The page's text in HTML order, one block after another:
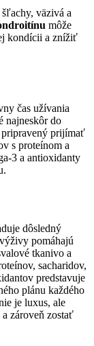
väzivá a
môže
kondícii a znížiť
čas užívania
najneskôr do
pripravený prijímať
s proteínom a
3 a antioxidanty
dôsledný
pomáhajú
tkanivo a
sacharidov,
predstavuje
plánu každého
je luxus, ale
zároveň zostať